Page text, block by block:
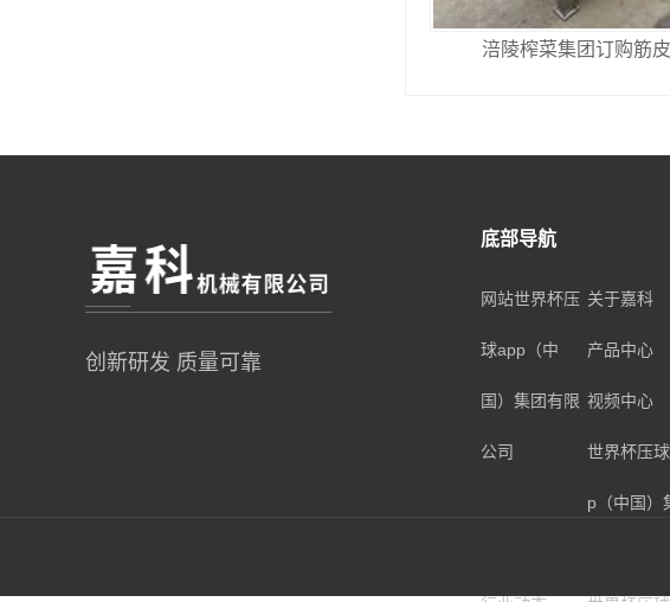
涪陵榨菜集团订购筋
创新研发 质量可靠
底部导航
网站世界杯压
球app（中
国）集团有限
公司
关于嘉科
产品中心
视频中心
世界杯压
p（中国）